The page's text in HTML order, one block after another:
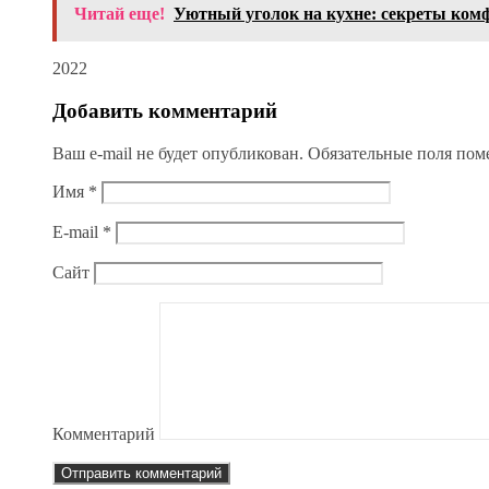
Читай еще! Уютный уголок на кухне: секреты
2022
Добавить комментарий
Ваш e-mail не будет опубликован. Обязательные поля
Имя *
E-mail *
Сайт
Комментарий